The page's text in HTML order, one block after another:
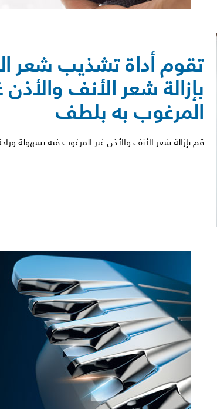
تقوم أداة تشذيب شعر
بإزالة شعر الأنف والأذن
المرغوب به بلطف
قم بإزالة شعر الأنف والأذن غير المرغوب فيه بسهولة